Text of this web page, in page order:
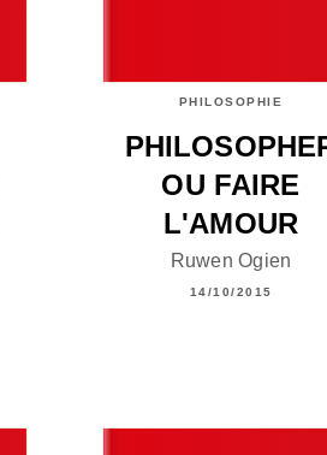
PHILOSOPHIE
OU FAIRE
L'AMOUR
Ruwen Ogien
14/10/2015